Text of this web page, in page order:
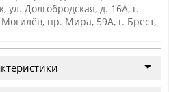
ул. Долгобродская, д. 16А, г.
Могилёв, пр. Мира, 59А, г. Брест,